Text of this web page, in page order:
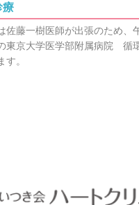
療
佐藤一樹医師が出張のため、
東京大学医学部附属病院
。